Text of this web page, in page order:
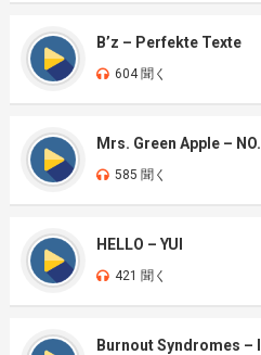
B’z – Perfekte Texte
604 聞く
Mrs. Green Apple –
585 聞く
HELLO – YUI
421 聞く
Burnout Syndromes – I